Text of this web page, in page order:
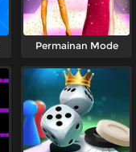
Permainan Mode